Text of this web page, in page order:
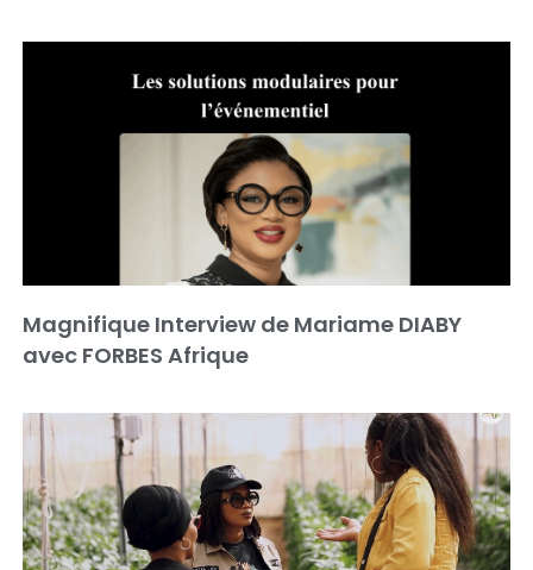
Magnifique Interview de Mariame DIABY
avec FORBES Afrique